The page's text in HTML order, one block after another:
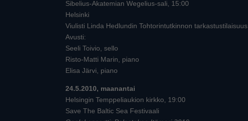
Sibelius-Akatemian Wegelius-sali, 15:00
Helsinki
Viulisti Linda Hedlundin Tohtorintutkinnon tarkastustilaisuus
Avusti:
Seeli Toivio, sello
Risto-Matti Marin, piano
Elisa Järvi, piano
24.5.2010, maanantai
Helsingin Temppeliaukion kirkko, 19:00
Save The Baltic Sea Festivaali